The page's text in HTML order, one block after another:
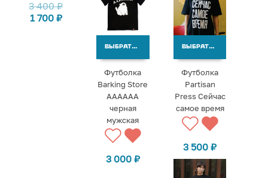
3 400₽
1 700 ₽
ВЫБРАТЬ ВАРИАНТЫ
Футболка
Barking Store
АААААА
черная
мужская
3 000 ₽
ВЫБРАТЬ ВАРИАНТЫ
Футболка
Partisan
Press Сейчас
самое время
3 500₽